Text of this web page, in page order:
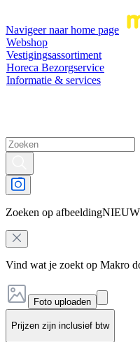
Navigeer naar home page
Webshop
Vestigingsassortiment
Horeca Bezorgservice
Informatie & services
Zoeken op afbeelding
Vind wat je zoekt op Makro
Foto uploaden
Prijzen zijn inclusief btw